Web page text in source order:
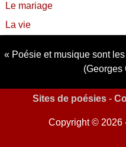
Le mariage
La vie
Poésie et musique sont
(Georges
Sites de poésies-
Copyright © 2026